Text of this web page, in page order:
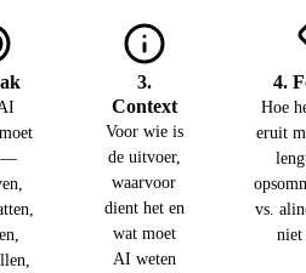
—
3.
Context
Voor wie is
de uitvoer,
waarvoor
dient het en
wat moet
AI weten
4.
Hoe
eruit
vs.
niet